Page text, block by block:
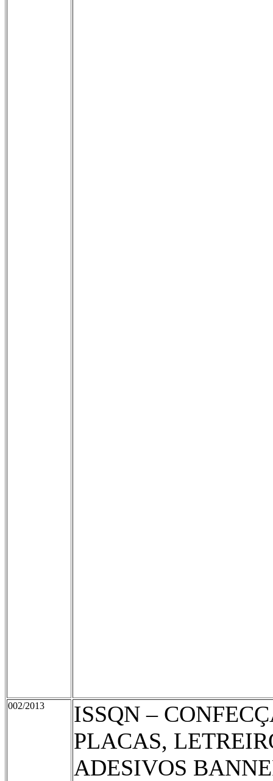
002/2013
ISSQN –
PLACAS,
ADESIVOS